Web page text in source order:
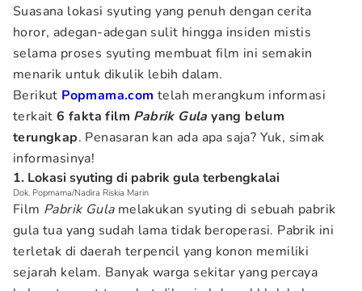
Suasana lokasi syuting yang penuh dengan cerita
horor, adegan-adegan sulit hingga insiden mistis
selama proses syuting membuat film ini semakin
menarik untuk dikulik lebih dalam.
Berikut Popmama.com telah merangkum informasi
terkait 6 fakta film Pabrik Gula yang belum
terungkap. Penasaran kan ada apa saja? Yuk, simak
informasinya!
1. Lokasi syuting di pabrik gula terbengkalai
Dok. Popmama/Nadira Riskia Marin
Film Pabrik Gulamelakukan syuting di sebuah pabrik
gula tua yang sudah lama tidak beroperasi. Pabrik ini
terletak di daerah terpencil yang konon memiliki
sejarah kelam. Banyak warga sekitar yang percaya